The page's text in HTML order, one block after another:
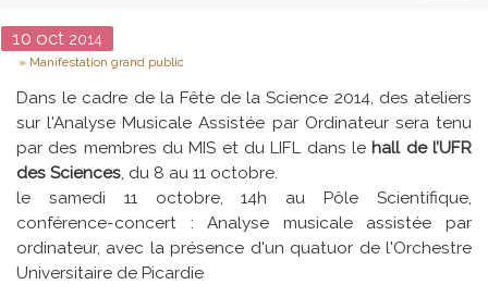
Date
10 oct 2014
Type
Manifestation grand public
Dans le cadre de la Fête de la Science 2014, des ateliers
sur l'Analyse Musicale Assistée par Ordinateur sera tenu
par des membres du MIS et du LIFL dans le hall de l’UFR
des Sciences, du 8 au 11 octobre.
le samedi 11 octobre, 14h au Pôle Scientifique,
conférence-concert : Analyse musicale assistée par
ordinateur, avec la présence d'un quatuor de l'Orchestre
Universitaire de Picardie